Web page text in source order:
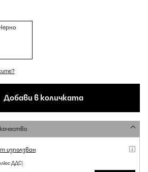
Добави в количката
използван
ДДС)